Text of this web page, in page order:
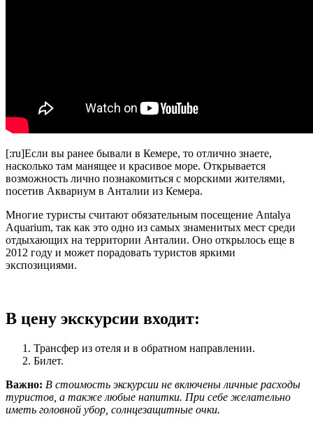
[:ru]Если вы ранее бывали в Кемере, то отлично знаете,
насколько там манящее и красивое море. Открывается
возможность лично познакомиться с морскими жителями,
посетив Аквариум в Анталии из Кемера.
Многие туристы считают обязательным посещение Antalya
Aquarium, так как это одно из самых знаменитых мест среди
отдыхающих на территории Анталии. Оно открылось еще в
2012 году и может порадовать туристов яркими
экспозициями.
В цену экскурсии входит:
Трансфер из отеля и в обратном направлении.
Билет.
Важно: В стоимость экскурсии не включены личные расходы
туристов, а также любые напитки. При себе желательно
иметь головной убор, солнцезащитные очки.